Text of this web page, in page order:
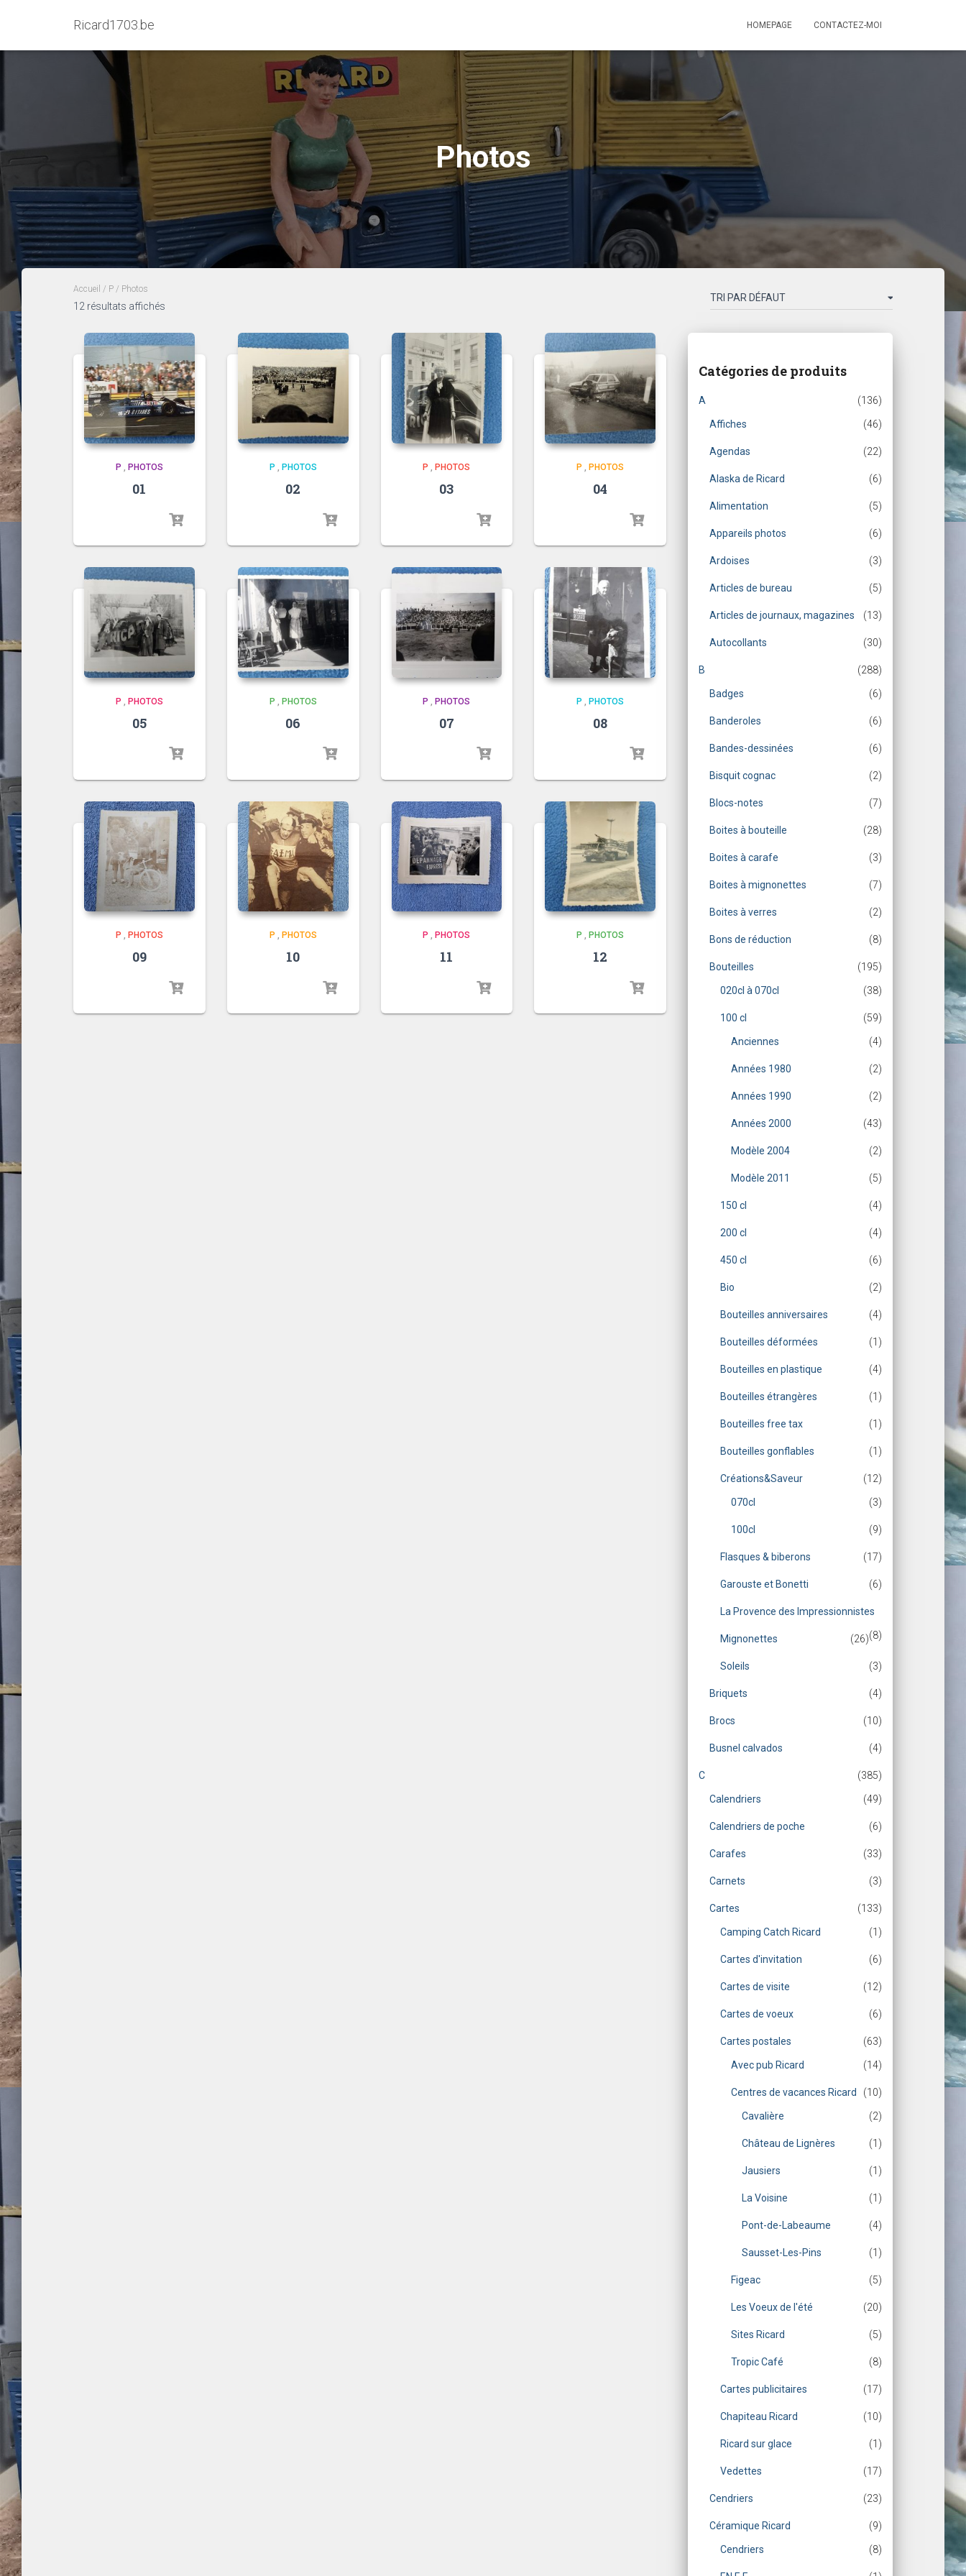
Ricard1703.be HOMEPAGE CONTACTEZ-MOI
Photos
Accueil / P / Photos
12 résultats affichés
P PHOTOS
01
P PHOTOS
02
P ,PHOTOS
03
P ,PHOTOS
04
P PHOTOS
05
P PHOTOS
06
P ,PHOTOS
07
P ,PHOTOS
08
P , PHOTOS
09
P , PHOTOS
10
P , PHOTOS
11
P , PHOTOS
12
Catégories de produits
A (136)
Affiches (46)
Agendas (22)
Alaska de Ricard (6)
Alimentation (5)
Appareils photos (6)
Ardoises (3)
Articles de bureau (5)
Articles de journaux, magazines (13)
Autocollants (30)
B (288)
Badges (6)
Banderoles (6)
Bandes-dessinées (6)
Bisquit cognac (2)
Blocs-notes (7)
Boites à bouteille (28)
Boites à carafe (3)
Boites à mignonettes (7)
Boites à verres (2)
Bons de réduction (8)
Bouteilles (195)
020cl à 070cl (38)
100 cl (59)
Anciennes (4)
Années 1980 (2)
Années 1990 (2)
Années 2000 (43)
Modèle 2004 (2)
Modèle 2011 (5)
150 cl (4)
200 cl (4)
450 cl (6)
Bio (2)
Bouteilles anniversaires (4)
Bouteilles déformées (1)
Bouteilles en plastique (4)
Bouteilles étrangères (1)
Bouteilles free tax (1)
Bouteilles gonflables (1)
Créations&Saveur (12)
070cl (3)
100cl (9)
Flasques & biberons (17)
Garouste et Bonetti (6)
La Provence des Impressionnistes
(8)
Mignonettes (26)
Soleils (3)
Briquets (4)
Brocs (10)
Busnel calvados (4)
C (385)
Calendriers (49)
Calendriers de poche (6)
Carafes (33)
Carnets (3)
Cartes (133)
Camping Catch Ricard (1)
Cartes d'invitation (6)
Cartes de visite (12)
Cartes de voeux (6)
Cartes postales (63)
Avec pub Ricard (14)
Centres de vacances Ricard (10)
Cavalière (2)
Château de Lignères (1)
Jausiers (1)
La Voisine (1)
Pont-de-Labeaume (4)
Sausset-Les-Pins (1)
Figeac (5)
Les Voeux de l'été (20)
Sites Ricard (5)
Tropic Café (8)
Cartes publicitaires (17)
Chapiteau Ricard (10)
Ricard sur glace (1)
Vedettes (17)
Cendriers (23)
Céramique Ricard (9)
Cendriers (8)